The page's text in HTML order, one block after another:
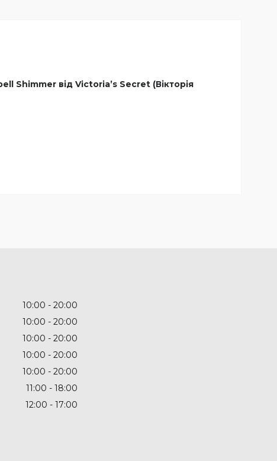
Shimmer від Victoria’s Secret (Вікторія
10:00
20:00
10:00
20:00
10:00
20:00
10:00
20:00
10:00
20:00
11:00
18:00
12:00 17:00